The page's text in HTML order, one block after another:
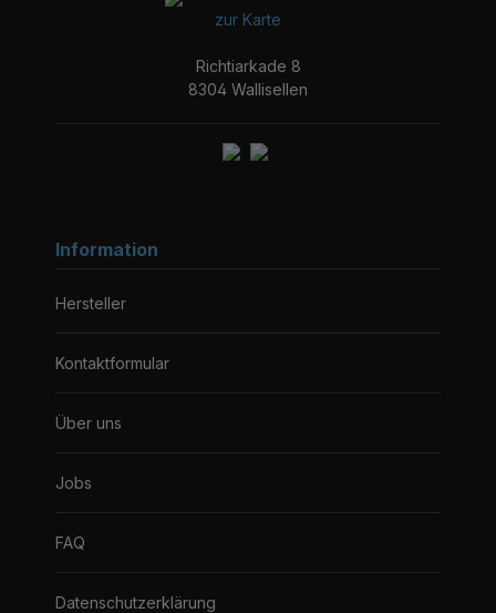
zur Karte
Richtiarkade 8
8304 Wallisellen
Information
Hersteller
Kontaktformular
Über uns
Jobs
FAQ
Datenschutzerklärung